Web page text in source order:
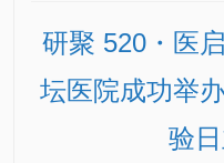
研聚 520・医
坛医院成功举
验